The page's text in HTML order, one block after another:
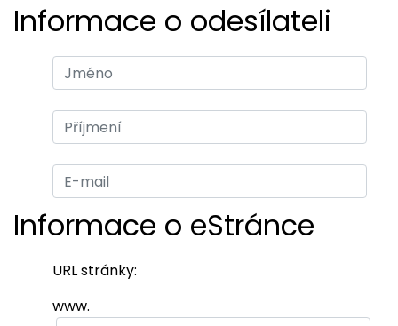
Informace o odesílateli
Informace o eStránce
URL stránky:
www.